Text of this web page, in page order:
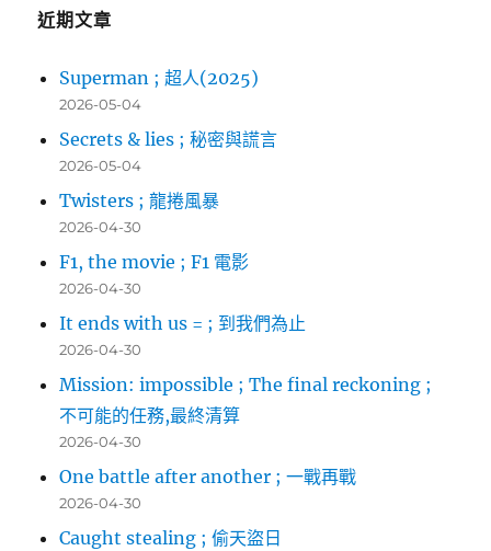
近期文章
Superman ; 超人(2025)
2026-05-04
Secrets & lies ; 秘密與謊言
2026-05-04
Twisters ; 龍捲風暴
2026-04-30
F1, the movie ; F1 電影
2026-04-30
It ends with us = ; 到我們為止
2026-04-30
Mission: impossible ; The final reckoning ;
不可能的任務,最終清算
2026-04-30
One battle after another ; 一戰再戰
2026-04-30
Caught stealing ; 偷天盜日